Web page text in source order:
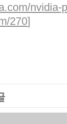
nvidia-
270]